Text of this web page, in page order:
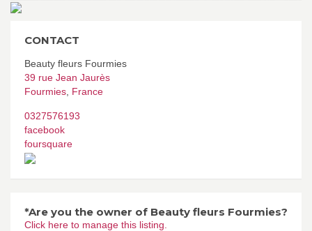
CONTACT
Beauty fleurs Fourmies
39 rue Jean Jaurès
Fourmies France
0327576193
facebook
foursquare
*Are you the owner of Beauty fleurs Fourmies?
Click here to manage this listing.